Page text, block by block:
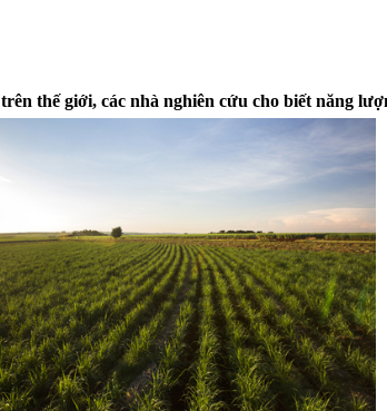
thế giới, các nhà nghiên cứu cho biết năng